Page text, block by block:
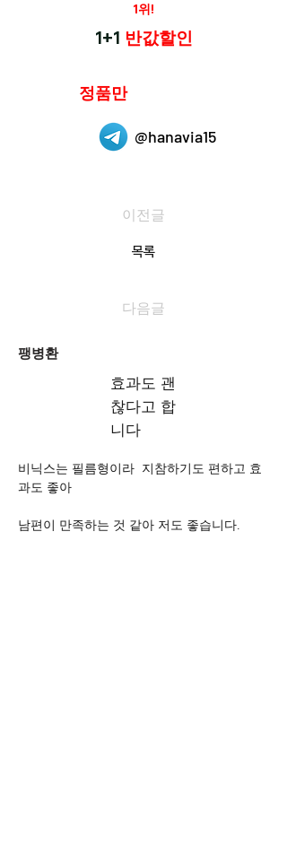
1위!
1+1 반값할인
정품만
@hanavia15
이전글
목록
다음글
팽병환
효과도 괜
찮다고 합
니다
비닉스는 필름형이라  지참하기도 편하고 효
과도 좋아
남편이 만족하는 것 같아 저도 좋습니다.